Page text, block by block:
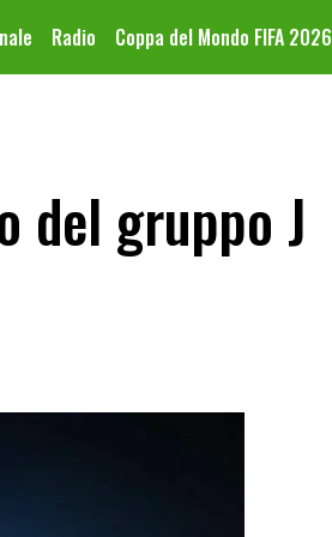
Radio Coppa del Mondo FIFA 2026
del gruppo J